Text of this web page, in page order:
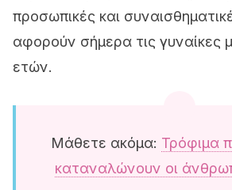
προσωπικές και
αφορούν σήμερα τις γυναίκες
ετών.
Μάθετε ακόμα: Τρόφιμα
καταναλώνουν οι